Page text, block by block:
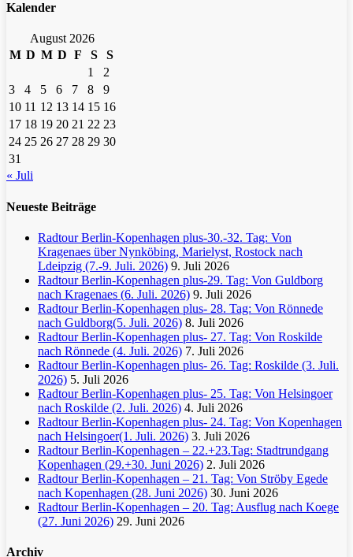
Kalender
August 2026
M D M D F S
S
1
2
3
4 5 6 7 8
9
10 11 12 13 14 15 16
17 18 19 20 21 22 23
24 25 26 27 28 29 30
31
« Juli
Neueste Beiträge
Radtour Berlin-Kopenhagen plus-30.-32. Tag: Von
Kragenaes über Nynköbing, Marielyst, Rostock nach
Ldeipzig (7.-9. Juli. 2026) 9. Juli 2026
Radtour Berlin-Kopenhagen plus-29. Tag: Von Guldborg
nach Kragenaes (6. Juli. 2026) 9. Juli 2026
Radtour Berlin-Kopenhagen plus- 28. Tag: Von Rönnede
nach Guldborg(5. Juli. 2026) 8. Juli 2026
Radtour Berlin-Kopenhagen plus- 27. Tag: Von Roskilde
nach Rönnede (4. Juli. 2026) 7. Juli 2026
Radtour Berlin-Kopenhagen plus- 26. Tag: Roskilde (3. Juli.
2026) 5. Juli 2026
Radtour Berlin-Kopenhagen plus- 25. Tag: Von Helsingoer
nach Roskilde (2. Juli. 2026) 4. Juli 2026
Radtour Berlin-Kopenhagen plus- 24. Tag: Von Kopenhagen
nach Helsingoer(1. Juli. 2026) 3. Juli 2026
Radtour Berlin-Kopenhagen – 22.+23.Tag: Stadtrundgang
Kopenhagen (29.+30. Juni 2026) 2. Juli 2026
Radtour Berlin-Kopenhagen – 21. Tag: Von Ströby Egede
nach Kopenhagen (28. Juni 2026) 30. Juni 2026
Radtour Berlin-Kopenhagen – 20. Tag: Ausflug nach Koege
(27. Juni 2026) 29. Juni 2026
Archiv